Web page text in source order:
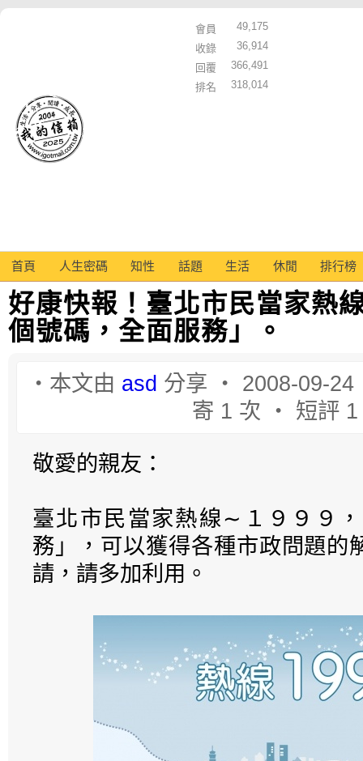
會員
49,175
收錄
36,914
回覆
366,491
排名
318,014
首頁 人生密碼 知性 話題 生活 休閒 排行榜
好康快報！臺北市民當家熱
個號碼，全面服務」。
‧本文由 asd 分享 ‧ 2008-09-
寄 1 次 ‧ 短評
敬愛的親友：
臺北市民當家熱線∼１９９９
務」，可以獲得各種市政問題的
請，請多加利用。